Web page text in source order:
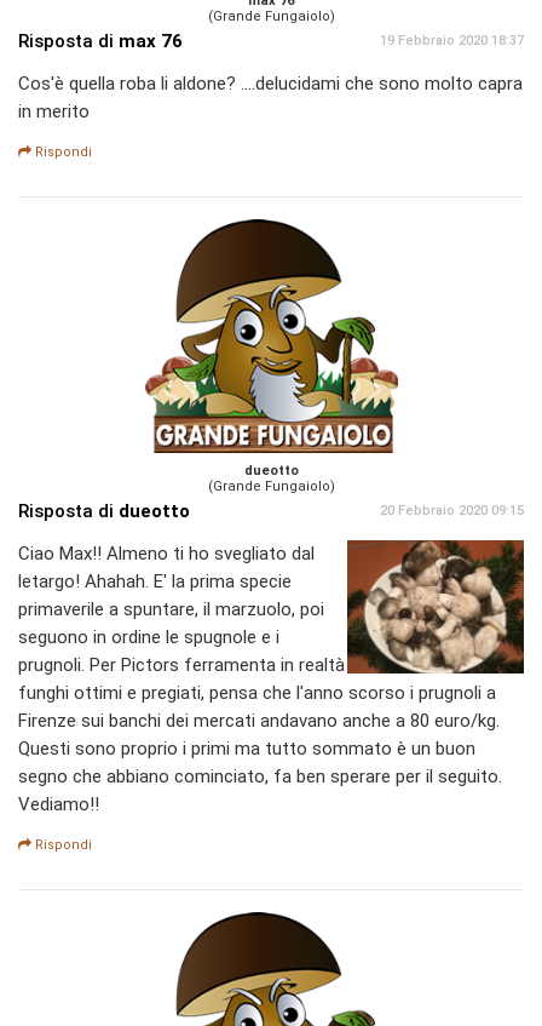
(Grande Fungaiolo)
Risposta di max 76 19 Febbraio 2020 18:37
Cos'è quella roba li aldone? ....delucidami che sono molto capra
in merito
Rispondi
dueotto
(Grande Fungaiolo)
Risposta di dueotto 20 Febbraio 2020 09:15
Ciao Max!! Almeno ti ho svegliato dal
letargo! Ahahah. E' la prima specie
primaverile a spuntare, il marzuolo, poi
seguono in ordine le spugnole e i
prugnoli. Per Pictors ferramenta in realtà
funghi ottimi e pregiati, pensa che l'anno scorso i prugnoli a
Firenze sui banchi dei mercati andavano anche a 80 euro/kg.
Questi sono proprio i primi ma tutto sommato è un buon
segno che abbiano cominciato, fa ben sperare per il seguito.
Vediamo!!
Rispondi